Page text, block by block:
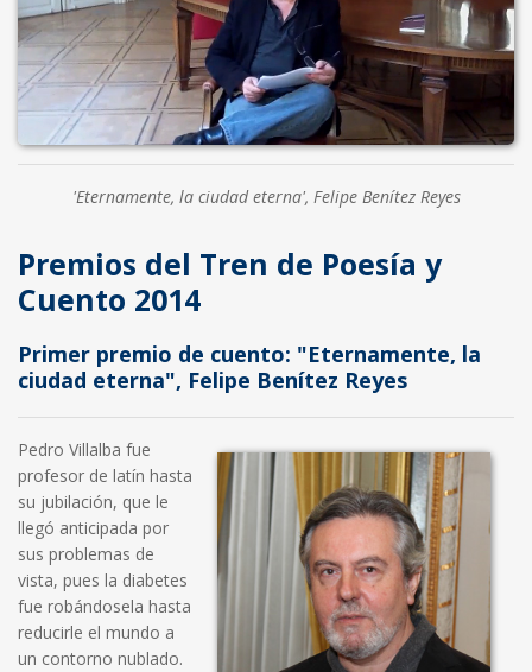
'Eternamente, la ciudad eterna', Felipe Benítez Reyes
Premios del Tren de Poesía y
Cuento 2014
Primer premio de cuento: "Eternamente, la
ciudad eterna", Felipe Benítez Reyes
Pedro Villalba fue
profesor de latín hasta
su jubilación, que le
llegó anticipada por
sus problemas de
vista, pues la diabetes
fue robándosela hasta
reducirle el mundo a
un contorno nublado.